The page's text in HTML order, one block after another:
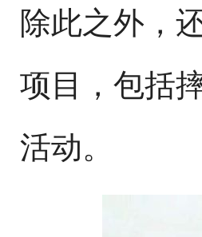
除此之外，
项目，包括
活动。